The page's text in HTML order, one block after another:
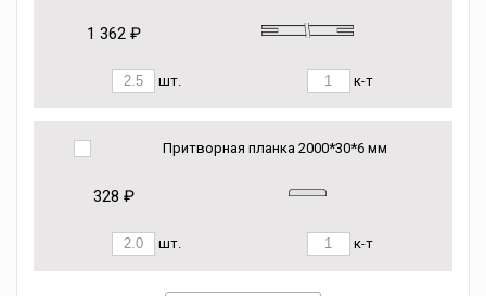
1 362 ₽
шт. к-т
Притворная планка 2000*30*6 мм
328 ₽
шт. к-т